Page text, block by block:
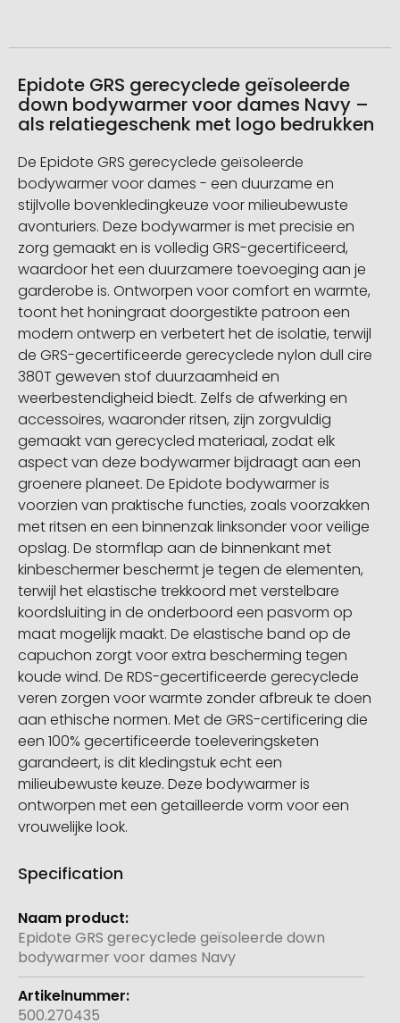
Epidote GRS gerecyclede geïsoleerde
down bodywarmer voor dames Navy –
als relatiegeschenk met logo bedrukken
De Epidote GRS gerecyclede geïsoleerde
bodywarmer voor dames - een duurzame en
stijlvolle bovenkledingkeuze voor milieubewuste
avonturiers. Deze bodywarmer is met precisie en
zorg gemaakt en is volledig GRS-gecertificeerd,
waardoor het een duurzamere toevoeging aan je
garderobe is. Ontworpen voor comfort en warmte,
toont het honingraat doorgestikte patroon een
modern ontwerp en verbetert het de isolatie, terwijl
de GRS-gecertificeerde gerecyclede nylon dull cire
380T geweven stof duurzaamheid en
weerbestendigheid biedt. Zelfs de afwerking en
accessoires, waaronder ritsen, zijn zorgvuldig
gemaakt van gerecycled materiaal, zodat elk
aspect van deze bodywarmer bijdraagt aan een
groenere planeet. De Epidote bodywarmer is
voorzien van praktische functies, zoals voorzakken
met ritsen en een binnenzak linksonder voor veilige
opslag. De stormflap aan de binnenkant met
kinbeschermer beschermt je tegen de elementen,
terwijl het elastische trekkoord met verstelbare
koordsluiting in de onderboord een pasvorm op
maat mogelijk maakt. De elastische band op de
capuchon zorgt voor extra bescherming tegen
koude wind. De RDS-gecertificeerde gerecyclede
veren zorgen voor warmte zonder afbreuk te doen
aan ethische normen. Met de GRS-certificering die
een 100% gecertificeerde toeleveringsketen
garandeert, is dit kledingstuk echt een
milieubewuste keuze. Deze bodywarmer is
ontworpen met een getailleerde vorm voor een
vrouwelijke look.
Specification
Meer
informatie
Epidote GRS gerecyclede geïsoleerde down
bodywarmer voor dames Navy
500.270435